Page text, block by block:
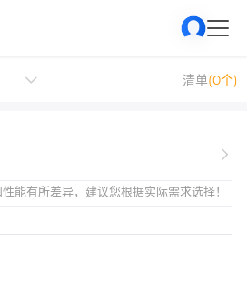
清单(0个)
能有所差异，建议您根据实际需求选择！